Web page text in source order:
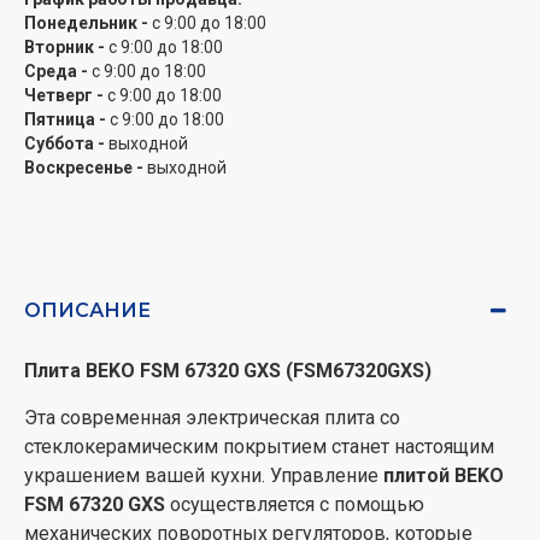
каждый дом, а также забота об окружающей среде.
Beko зарекомендовал себя как надежный,
качественный и доступный бренд. Кухонные плиты
Beko удобны в использование и универсальны.
Бытовая техника Beko – это разумный выбор!
Понедельник - с 9:00 до 18:00
Вторник - с 9:00 до 18:00
Среда - с 9:00 до 18:00
Четверг - с 9:00 до 18:00
Пятница - с 9:00 до 18:00
Суббота - выходной
Воскресенье - выходной
ОПИСАНИЕ
Плита BEKO FSM 67320 GXS (FSM67320GXS)
Эта современная электрическая плита со
стеклокерамическим покрытием станет настоящим
украшением вашей кухни. Управление плитой BEKO
FSM 67320 GXS осуществляется с помощью
механических поворотных регуляторов, которые